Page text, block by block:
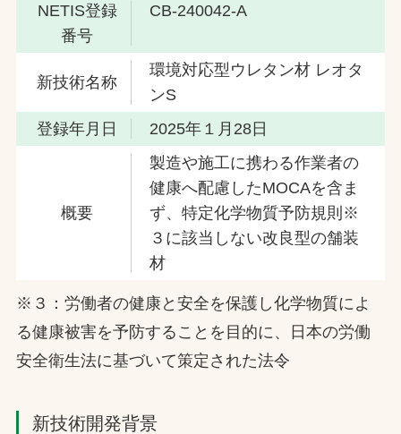
NETIS登録
番号
CB-240042-A
新技術名称
環境対応型ウレタン材 レオタ
ンS
登録年月日
2025年１月28日
概要
製造や施工に携わる作業者の
健康へ配慮したMOCAを含ま
ず、特定化学物質予防規則※
３に該当しない改良型の舗装
材
※３：労働者の健康と安全を保護し化学物質によ
る健康被害を予防することを目的に、日本の労働
安全衛生法に基づいて策定された法令
新技術開発背景